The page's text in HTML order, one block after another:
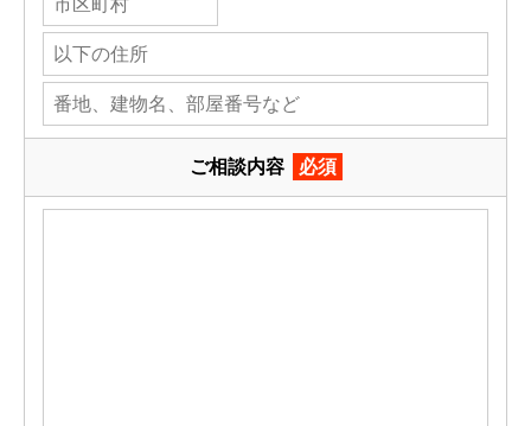
ご相談内容 必須